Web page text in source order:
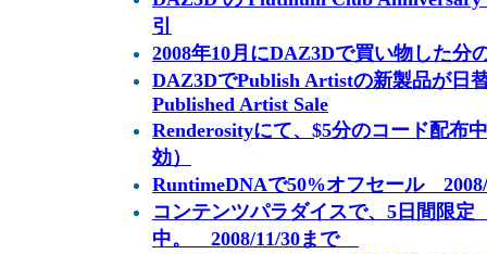
引
2008年10月にDAZ3Dで買い物した分
DAZ3DでPublish Artistの新製品が
Published Artist Sale
Renderosityにて、$5分のコード配布
効）
RuntimeDNAで50%オフセール
コンテンツパラダイスで、5日間限
中。 2008/11/30まで